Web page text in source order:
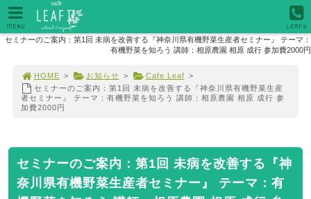
セミナーのご案内：第1回 未病を改善する『神奈川県有機野菜生産者セミナー』 テーマ：
有機野菜を知ろう 講師：相原農園 相原 成行 参加費2000円
HOME > お知らせ > Cafe Leaf >
セミナーのご案内：第1回 未病を改善する『神奈川県有機野菜生産
者セミナー』 テーマ：有機野菜を知ろう 講師：相原農園 相原 成行 参
加費2000円
セミナーのご案内：第1回 未病を改善する『神
奈川県有機野菜生産者セミナー』 テーマ：有
MENU LEAF2